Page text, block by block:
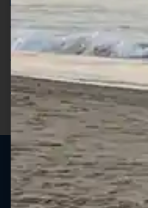
Per ogni acquisto
punti;
Utilizza i punti per
sconto;
I punti sono indicati nella
prodotto;
Seguici sui